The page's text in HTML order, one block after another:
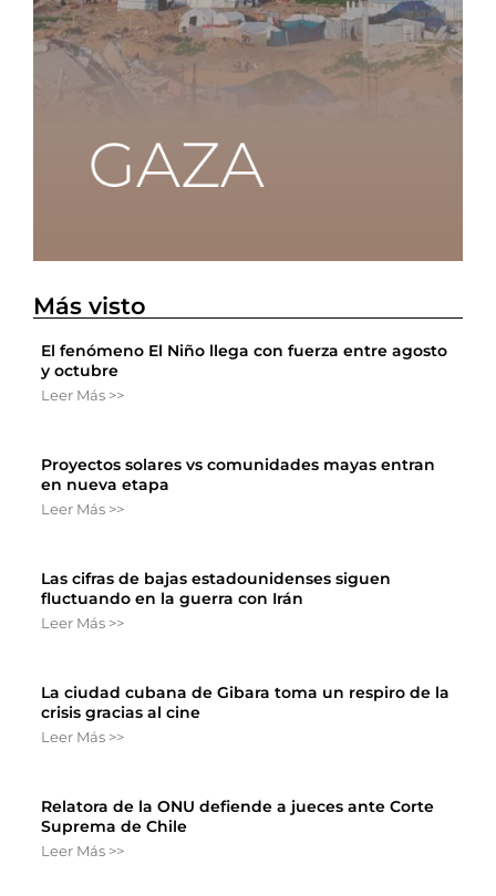
Más visto
El fenómeno El Niño llega con fuerza entre agosto
y octubre
Leer Más >>
Proyectos solares vs comunidades mayas entran
en nueva etapa
Leer Más >>
Las cifras de bajas estadounidenses siguen
fluctuando en la guerra con Irán
Leer Más >>
La ciudad cubana de Gibara toma un respiro de la
crisis gracias al cine
Leer Más >>
Relatora de la ONU defiende a jueces ante Corte
Suprema de Chile
Leer Más >>